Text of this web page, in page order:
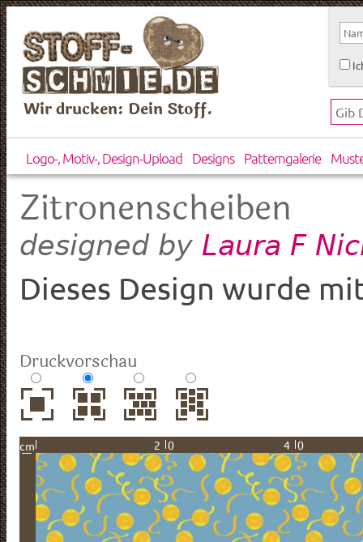
Wir drucken: Dein Stoff.
Logo-, Motiv-, Design-Upload Designs Patterngalerie
Zitronenscheiben
designed by Laura F
Dieses Design wurde
Druckvorschau
cm 20 40